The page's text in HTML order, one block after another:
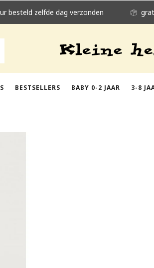
BESTSELLERS BABY 0-2 JAAR 3-8
besteld zelfde dag verzonden